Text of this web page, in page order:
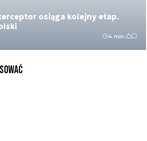
osiąga kolejny etap.
4 min.